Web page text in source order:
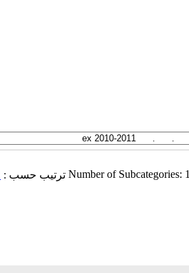
Number of Subcategories: 1 ترتيب حسب :